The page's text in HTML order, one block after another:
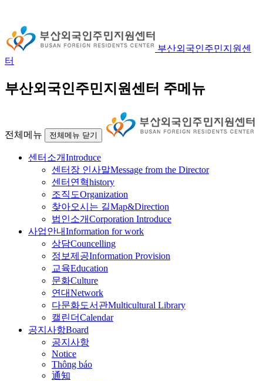
부산외국인주민지원센
터
부산외국인주민지원센터 주메뉴
전체메뉴 전체메뉴 닫기
센터소개Introduce
센터장 인사말Message from the Director
센터연혁history
조직도Organization
찾아오시는 길Map&Direction
법인소개Corporation Introduce
사업안내Information for work
상담Councelling
정보제공Information Provision
교육Education
문화Culture
연대Network
다문화도서관Multicultural Library
캘린더Calendar
공지사항Board
공지사항
Notice
Thông báo
通知